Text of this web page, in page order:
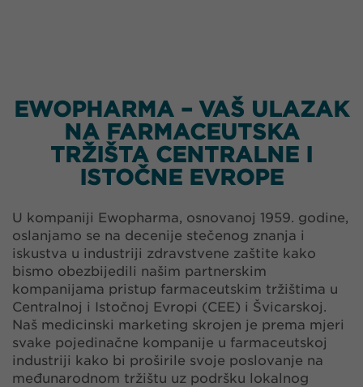
EWOPHARMA – VAŠ ULAZAK
NA FARMACEUTSKA
TRŽIŠTA CENTRALNE I
ISTOČNE EVROPE
U kompaniji Ewopharma, osnovanoj 1959. godine,
oslanjamo se na decenije stečenog znanja i
iskustva u industriji zdravstvene zaštite kako
bismo obezbijedili našim partnerskim
kompanijama pristup farmaceutskim tržištima u
Centralnoj i Istočnoj Evropi (CEE) i Švicarskoj.
Naš medicinski marketing skrojen je prema mjeri
svake pojedinačne kompanije u farmaceutskoj
industriji kako bi proširile svoje poslovanje na
međunarodnom tržištu uz podršku lokalnog